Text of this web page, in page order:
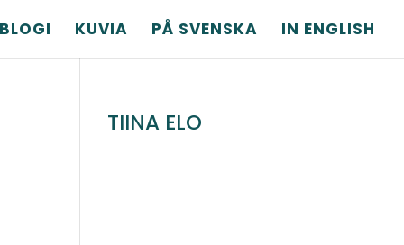
BLOGI KUVIA PÅ SVENSKA IN ENGLISH
TIINA ELO